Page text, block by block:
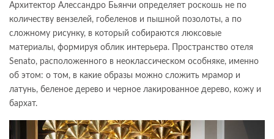
Архитектор Алессандро Бьянчи определяет роскошь не по
количеству вензелей, гобеленов и пышной позолоты, а по
сложному рисунку, в который собираются люксовые
материалы, формируя облик интерьера. Пространство отеля
Senato, расположенного в неоклассическом особняке, именно
об этом: о том, в какие образы можно сложить мрамор и
латунь, беленое дерево и черное лакированное дерево, кожу и
бархат.